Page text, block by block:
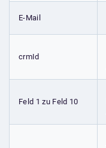
E-Mail
crmId
Feld 1 zu Feld 10